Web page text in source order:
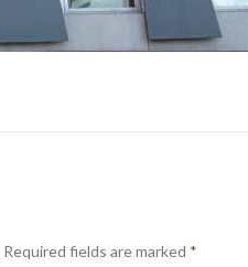
Required fields are marked *